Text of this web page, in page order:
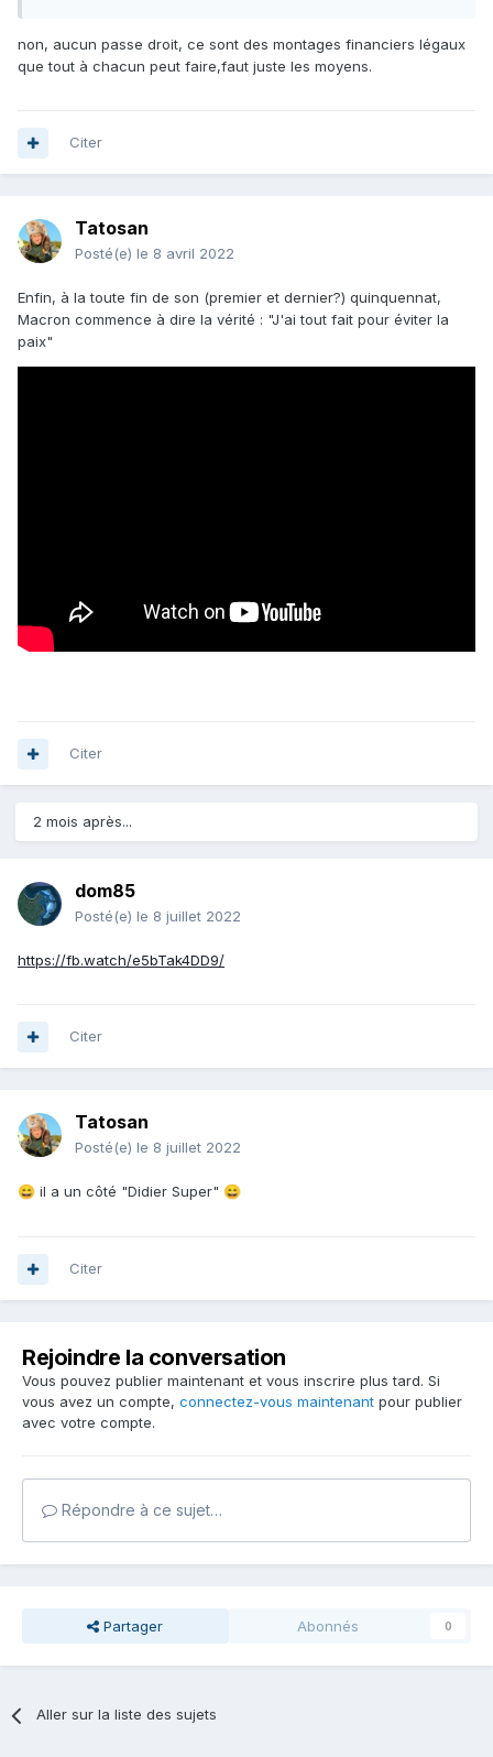
non, aucun passe droit, ce sont des montages financiers légaux
que tout à chacun peut faire,faut juste les moyens.
Citer
Tatosan
Posté(e) le 8 avril 2022
Enfin, à la toute fin de son (premier et dernier?) quinquennat,
Macron commence à dire la vérité : "J'ai tout fait pour éviter la
paix"
Citer
2 mois après...
dom85
Posté(e) le 8 juillet 2022
https://fb.watch/e5bTak4DD9/
Citer
Tatosan
Posté(e) le 8 juillet 2022
😄 il a un côté "Didier Super" 😄
Citer
Rejoindre la conversation
Vous pouvez publier maintenant et vous inscrire plus tard. Si
vous avez un compte, connectez-vous maintenant pour publier
avec votre compte.
Répondre à ce sujet…
Partager Abonnés 0
Aller sur la liste des sujets